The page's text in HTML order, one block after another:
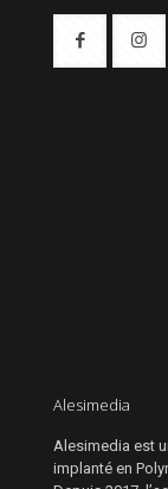
Alesimedia
Alesimedia est
implanté en